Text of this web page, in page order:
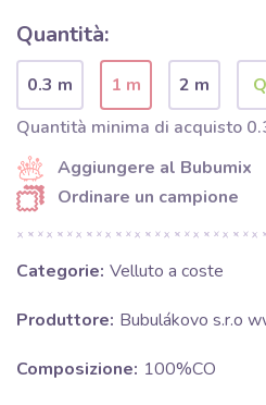
Quantità:
0.3 m 1 m
2 m
Quantità minima di acquisto
Aggiungere al Bubumix
Ordinare un campione
Categorie: Velluto a coste
Produttore: Bubulákovo s.r.o
Composizione: 100%CO